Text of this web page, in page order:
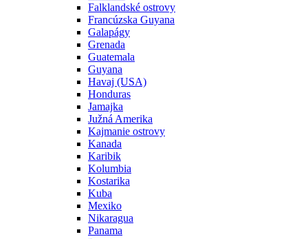
Falklandské ostrovy
Francúzska Guyana
Galapágy
Grenada
Guatemala
Guyana
Havaj (USA)
Honduras
Jamajka
Južná Amerika
Kajmanie ostrovy
Kanada
Karibik
Kolumbia
Kostarika
Kuba
Mexiko
Nikaragua
Panama